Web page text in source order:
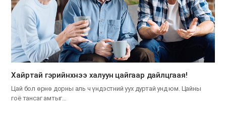
Хайртай гэрийнхнээ халуун цайгаар дайлцгаая!
Цай бол өрнө дорны аль ч үндэстний уух дуртай унд юм. Цайны
гоё тансаг амтыг…